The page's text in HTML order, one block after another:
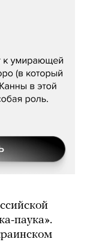
дама»
паука».